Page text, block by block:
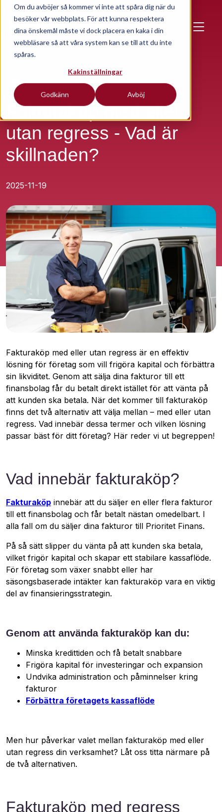
Om du avböjer så kommer vi inte att spåra dig när du
besöker vår webbplats. För att kunna respektera
dina önskemål måste vi dock placera en kaka i din
webbläsare så att våra system kan se till att du inte
spåras.
Kakinställningar
Godkänn Avböj
Skip to main content
Fakturaköp Driva företag
Fakturaköp med eller
utan regress - Vad är
skillnaden?
2025-11-19
Fakturaköp med eller utan regress är en effektiv
lösning för företag som vill frigöra kapital och förbättra
sin likviditet. Genom att sälja dina fakturor till ett
finansbolag får du betalt direkt istället för att vänta på
att kunden ska betala. När det kommer till fakturaköp
finns det två alternativ att välja mellan – med eller utan
regress. Vad innebär dessa termer och vilken lösning
passar bäst för ditt företag? Här reder vi ut begreppen!
Vad innebär fakturaköp?
Fakturaköp innebär att du säljer en eller flera fakturor
till ett finansbolag och får betalt nästan omedelbart. I
alla fall om du säljer dina fakturor till Prioritet Finans.
På så sätt slipper du vänta på att kunden ska betala,
vilket frigör kapital och skapar ett stabilare kassaflöde.
För företag som växer snabbt eller har
säsongsbaserade intäkter kan fakturaköp vara en viktig
del av finansieringsstrategin.
Genom att använda fakturaköp kan du:
Minska kredittiden och få betalt snabbare
Frigöra kapital för investeringar och expansion
Undvika administration och påminnelser kring
fakturor
Förbättra företagets kassaflöde
Men hur påverkar valet mellan fakturaköp med eller
utan regress din verksamhet? Låt oss titta närmare på
de två alternativen.
Fakturaköp med regress